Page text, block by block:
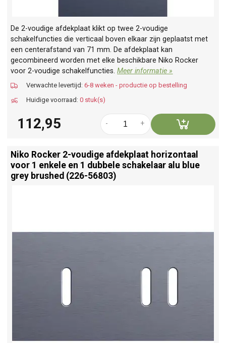
De 2-voudige afdekplaat klikt op twee 2-voudige
schakelfuncties die verticaal boven elkaar zijn geplaatst met
een centerafstand van 71 mm. De afdekplaat kan
gecombineerd worden met elke beschikbare Niko Rocker
voor 2-voudige schakelfuncties.Meer informatie »
Verwachte levertijd: 6-8 weken - productie op bestelling
Huidige voorraad: 0 stuk(s)
112,95 +
-
Niko Rocker 2-voudige afdekplaat horizontaal
voor 1 enkele en 1 dubbele schakelaar alu blue
grey brushed (226-56803)